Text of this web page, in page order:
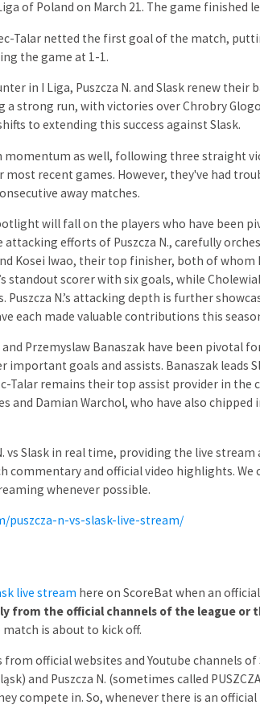
skrót meczu, który odbył się w dniu
z kategorii I Liga i dyscypliny Piłka
nas znajdziesz bramki, gole z popularnego